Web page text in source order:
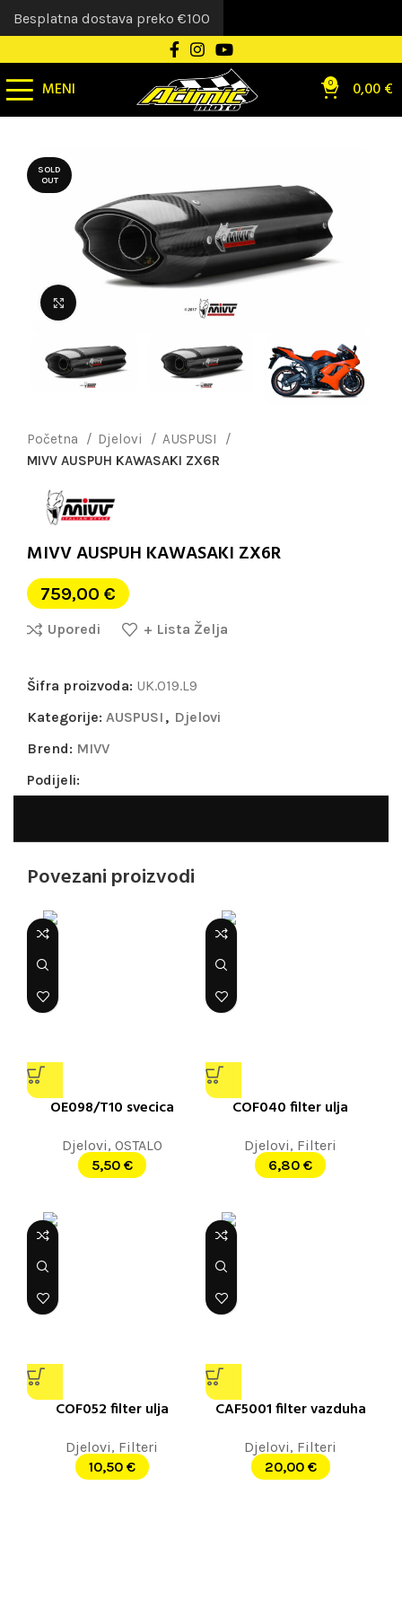
MENI 0 0,00€
SOLD
OUT
Početna Djelovi
AUSPUSI
MIVV AUSPUH KAWASAKI ZX6R
MIVV AUSPUH KAWASAKI ZX6R
759,00 €
Uporedi + Lista Želja
Šifra proizvoda: UK.019.L9
Kategorije: AUSPUSI , Djelovi
Brend: MIVV
Podijeli:
Povezani proizvodi
OE098/T10 svecica
Djelovi, OSTALO
5,50 €
COF040 filter ulja
Djelovi, Filteri
6,80 €
COF052 filter ulja
Djelovi, Filteri
10,50 €
CAF5001 filter vazduha
Djelovi, Filteri
20,00 €
Besplatna dostava preko €100